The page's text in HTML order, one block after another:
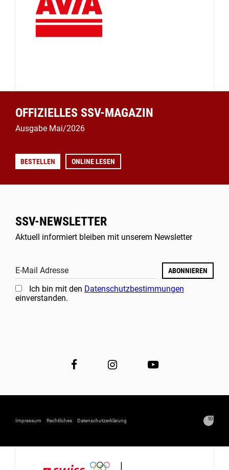
OFFIZIELLES SSV-MAGAZIN
Ausgabe Mai/2026
BESTELLEN ONLINE LESEN
SSV-NEWSLETTER
Aktuell informiert bleiben mit unserem Newsletter
E-Mail Adresse ABONNIEREN
Ich bin mit den Datenschutzbestimmungen
einverstanden.
Impressum Rechtliches Datenschutzerklärung